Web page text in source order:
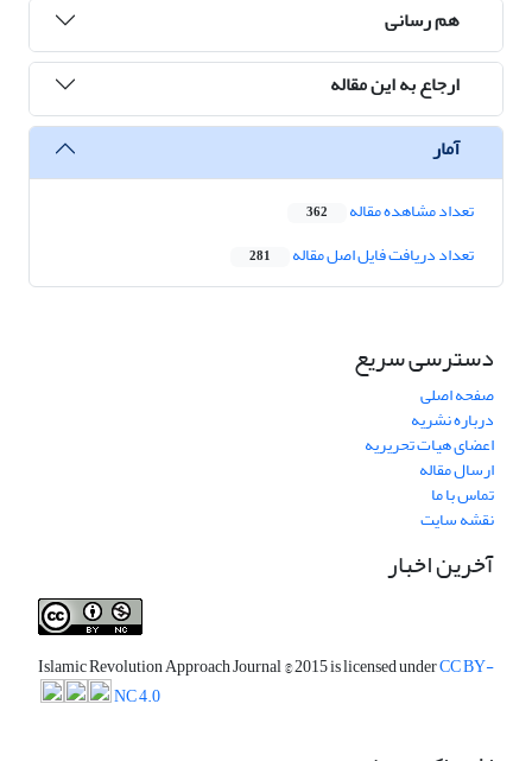
هم رسانی
ارجاع به این مقاله
آمار
تعداد مشاهده مقاله 362
تعداد دریافت فایل اصل مقاله 281
دسترسی سریع
صفحه اصلی
درباره نشریه
اعضای هیات تحریریه
ارسال مقاله
تماس با ما
نقشه سایت
آخرین اخبار
Islamic Revolution Approach Journal© 2015 is licensed underCC BY-
NC 4.0